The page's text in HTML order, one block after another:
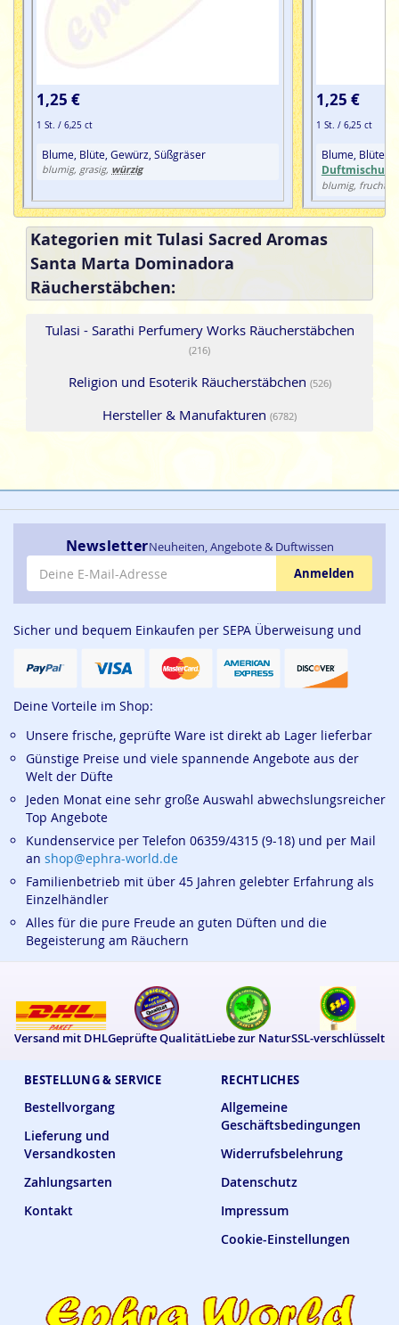
1,25 €
1 St. / 6,25 ct
Blume, Blüte, Gewürz, Süßgräser
blumig, grasig, würzig
1,25 €
1 St. / 6,25 ct
Blume, Blüte,
Duftmischung
blumig, fruchtig,
Kategorien mit Tulasi Sacred Aromas
Santa Marta Dominadora
Räucherstäbchen:
Tulasi - Sarathi Perfumery Works Räucherstäbchen
(216)
Religion und Esoterik Räucherstäbchen (526)
Hersteller & Manufakturen (6782)
BESTELLUNG & SERVICE
Bestellvorgang
Lieferung und
Versandkosten
Zahlungsarten
Kontakt
RECHTLICHES
Allgemeine
Geschäftsbedingungen
Widerrufsbelehrung
Datenschutz
Impressum
Cookie-Einstellungen
NewsletterNeuheiten, Angebote & Duftwissen
E-Mail-Adresse
Anmelden
Sicher und bequem Einkaufen per SEPA Überweisung und
Deine Vorteile im Shop:
Unsere frische, geprüfte Ware ist direkt ab Lager lieferbar
Günstige Preise und viele spannende Angebote aus der
Welt der Düfte
Jeden Monat eine sehr große Auswahl abwechslungsreicher
Top Angebote
Kundenservice per Telefon 06359/4315 (9-18) und per Mail
an shop@ephra-world.de
Familienbetrieb mit über 45 Jahren gelebter Erfahrung als
Einzelhändler
Alles für die pure Freude an guten Düften und die
Begeisterung am Räuchern
Versand mit DHLGeprüfte QualitätLiebe zur NaturSSL-verschlüsselt